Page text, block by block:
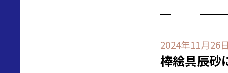
2024年11月26
棒絵具辰砂